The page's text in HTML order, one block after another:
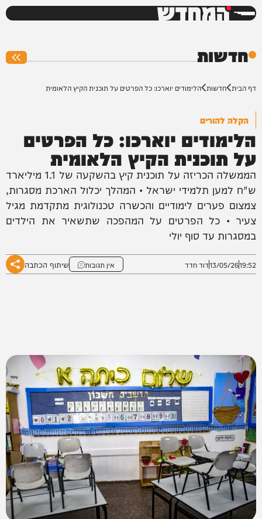
המחדש
חדשות
דף הבית חדשות הלימודים יוארכו: כל הפרטים על תוכנית הקיץ הלאומית
הקלה להורים
הלימודים יוארכו: כל הפרטים
על תוכנית הקיץ הלאומית
הממשלה הכריזה על תוכנית קיץ בהשקעה של 1.1 מיליארד
ש"ח למען תלמידי ישראל • המהלך יכלול הארכת מסגרות,
צמצום פערים לימודיים והכשרה טכנולוגית מתקדמת מגיל
צעיר • כל הפרטים על המהפכה שתשאיר את הילדים
במסגרות עד סוף יולי
19:52
13/05/26דוד חדד אין תגובות שיתוף הכתבה